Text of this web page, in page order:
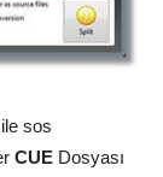
sos
CUE Dosyası